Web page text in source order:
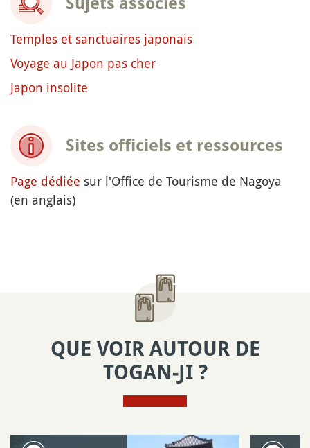
Temples et sanctuaires japonais
Voyage au Japon pas cher
Japon insolite
Sites officiels et ressources
Page dédiée sur l'Office de Tourisme de Nagoya
(en anglais)
QUE VOIR AUTOUR DE
TOGAN-JI ?